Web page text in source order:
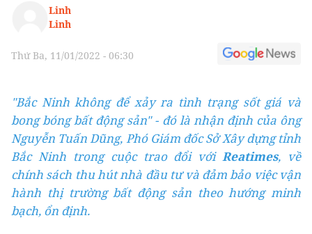
Linh
Linh
Thứ Ba, 11/01/2022 - 06:30
"Bắc Ninh không để xảy ra tình trạng sốt giá và
bong bóng bất động sản" - đó là nhận định của ông
Nguyễn Tuấn Dũng, Phó Giám đốc Sở Xây dựng tỉnh
Bắc Ninh trong cuộc trao đổi vớiReatimes, về
chính sách thu hút nhà đầu tư và đảm bảo việc vận
hành thị trường bất động sản theo hướng minh
bạch, ổn định.